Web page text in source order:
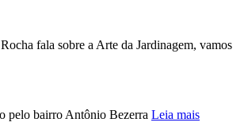
fala sobre a Arte da Jardinagem, vamos
pelo bairro Antônio Bezerra Leia mais